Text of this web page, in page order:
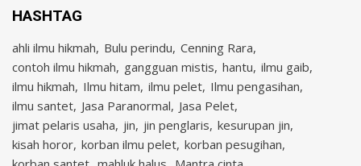
HASHTAG
ahli ilmu hikmah Bulu perindu Cenning Rara
contoh ilmu hikmah gangguan mistis hantu ilmu gaib
ilmu hikmah Ilmu hitam ilmu pelet Ilmu pengasihan
ilmu santet Jasa Paranormal Jasa Pelet
jimat pelaris usaha jin jin penglaris kesurupan jin
kisah horor korban ilmu pelet korban pesugihan